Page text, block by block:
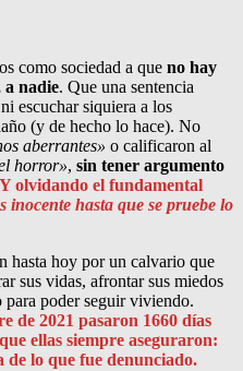
como sociedad a que no hay
a nadie. Que una sentencia
escuchar siquiera a los
(y de hecho lo hace). No
aberrantes» o calificaron al
horror», sin tener argumento
Y olvidando el fundamental
inocente hasta que se pruebe lo
hasta hoy por un calvario que
sus vidas, afrontar sus miedos
para poder seguir viviendo.
de 2021 pasaron 1660 días
ellas siempre aseguraron:
de lo que fue denunciado.